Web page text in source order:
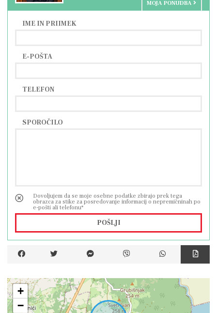
Ta nepremičnina predstavlja odlično priložnost
za tiste, ki iščejo hišo, ki združuje udobje
lokaciji, kakovostni opremi in raznolikim
Pula.
MOJA PONUDBA
IME IN PRIIMEK
E-POŠTA
TELEFON
SPOROČILO
Dovoljujem da se moje osebne podatke zbirajo prek tega
obrazca za stike za posredovanje informacij o nepremičninah po
e-pošti ali telefonu*
POŠLJI
+
−